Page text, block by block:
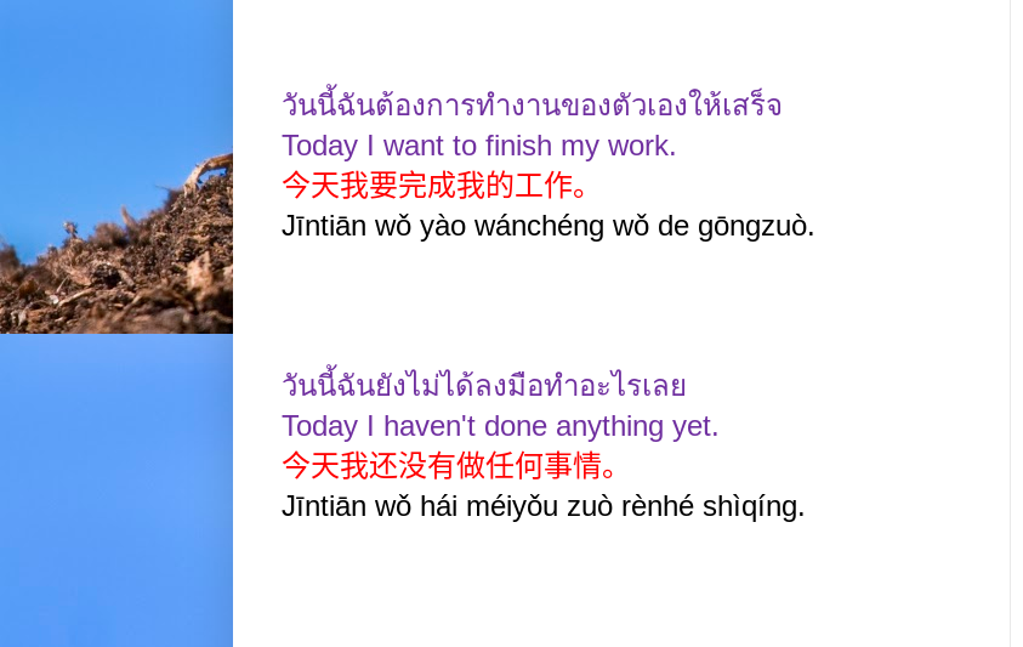
วันนี้ฉันต้องการทำงานของตัวเองให้เสร็จ
Today I want to finish my work.
今天我要完成我的工作。
Jīntiān wǒ yào wánchéng wǒ de gōngzuò.
วันนี้ฉันยังไม่ได้ลงมือทำอะไรเลย
Today I haven't done anything yet.
今天我还没有做任何事情。
Jīntiān wǒ hái méiyǒu zuò rènhé shìqíng.